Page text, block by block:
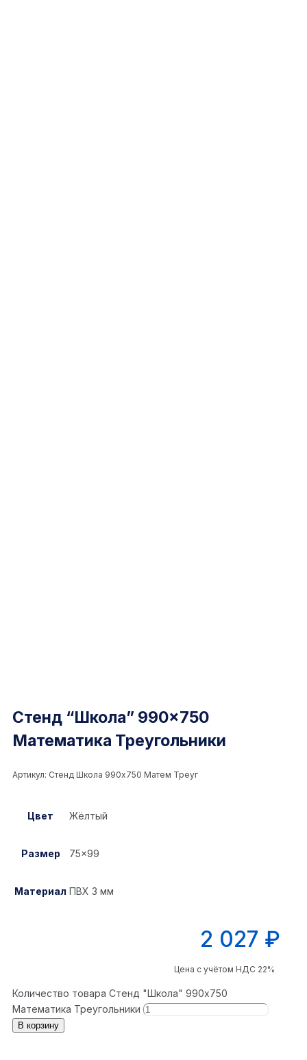
Стенд “Школа” 990×750
Математика Треугольники
Артикул: Стенд Школа 990x750 Матем Треуг
Цвет Жёлтый
Размер 75×99
Материал ПВХ 3 мм
2 027 ₽
Цена с учётом НДС 22%
Количество товара Стенд "Школа" 990x750
Математика Треугольники
В корзину